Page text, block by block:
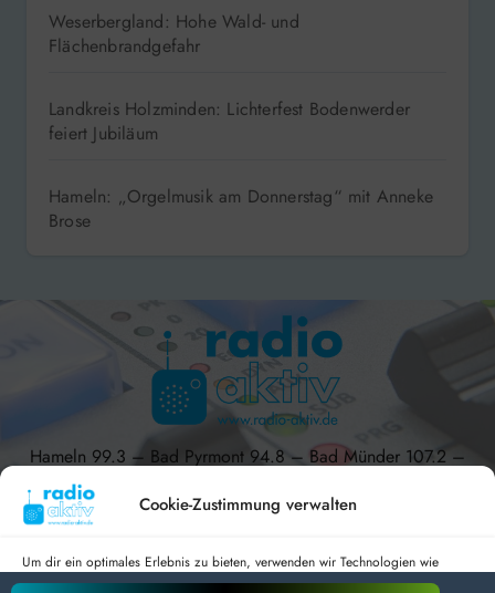
Cookie-Zustimmung verwalten
Um dir ein optimales Erlebnis zu bieten, verwenden wir Technologien wie
Cookies, um Geräteinformationen zu speichern und/oder darauf zuzugreifen.
Weserbergland: Hohe Wald- und
Flächenbrandgefahr
Landkreis Holzminden: Lichterfest Bodenwerder
feiert Jubiläum
Hameln: „Orgelmusik am Donnerstag“ mit Anneke
Brose
Hameln 99.3 – Bad Pyrmont 94.8 – Bad Münder 107.2 –
DAB+ 9C